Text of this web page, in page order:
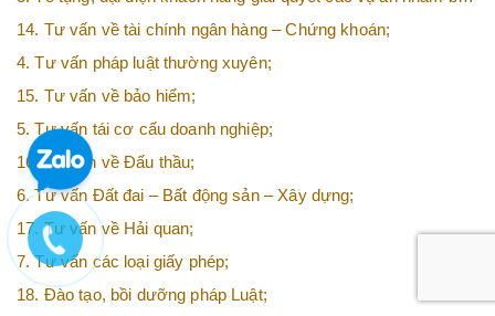
vệ tối đa các quyền và lợi ích của khách hàng;
14. Tư vấn về tài chính ngân hàng – Chứng khoán;
4. Tư vấn pháp luật thường xuyên;
15. Tư vấn về bảo hiểm;
5. Tư vấn tái cơ cấu doanh nghiệp;
16. Tư vấn về Đấu thầu;
6. Tư vấn Đất đai – Bất động sản – Xây dựng;
17. Tư vấn về Hải quan;
7. Tư vấn các loại giấy phép;
18. Đào tạo, bồi dưỡng pháp Luật;